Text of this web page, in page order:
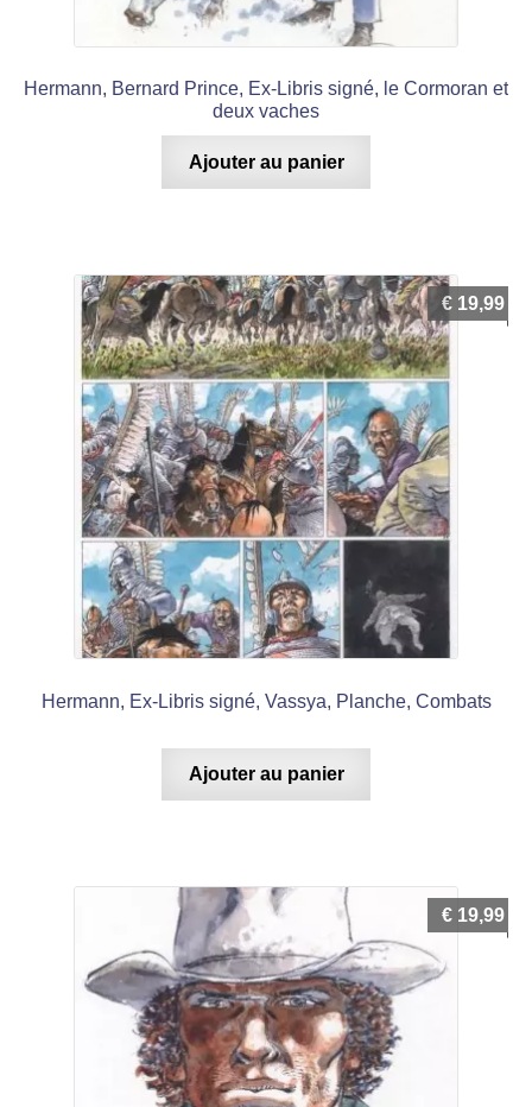
Hermann, Bernard Prince, Ex-Libris signé, le Cormoran et
deux vaches
Ajouter au panier
Hermann, Ex-Libris signé, Vassya, Planche, Combats
€ 19,99
Ajouter au panier
€ 19,99